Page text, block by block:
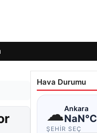
Hava Durumu
☁Ankara
NaN°C
ŞEHIR SEÇ